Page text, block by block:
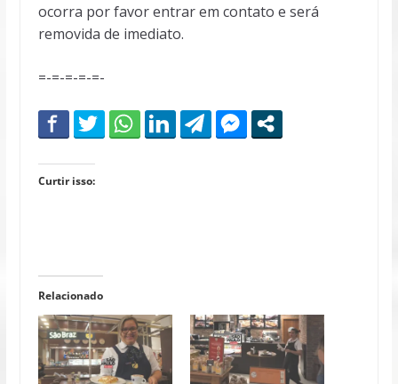
ocorra por favor entrar em contato e será
removida de imediato.
=-=-=-=-=-
Curtir isso:
Relacionado